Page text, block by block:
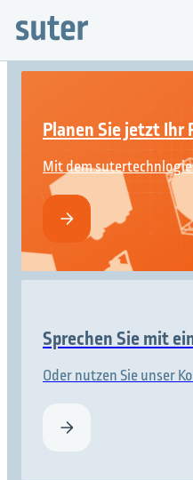
Planen Sie jetzt Ihr
Mit dem
Sprechen Sie mit
Oder nutzen Sie unser